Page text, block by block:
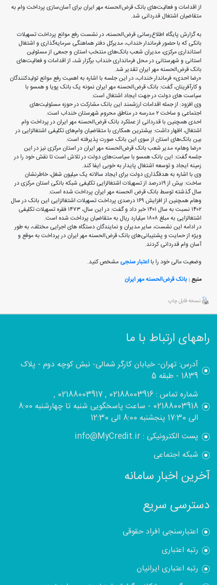
از اقدامات و فعالیت‌های بانک قرض‌الحسنه مهر ایران برای آسان‌سازی پرداخت وام به
متقاضیان اشتغال قدردانی شد.
به گزارش پایگاه اطلاع‌رسانی قرض‌الحسنه، در نشست رفع موانع پرداخت تسهیلات
بانکی که با حضور فرماندار خنداب، مدیرکل دفتر هماهنگی سرمایه‌گذاری و اشتغال
استانداری مرکزی، مدیران شعب بانک‌های منتخب استان و جمعی از مسئولین
استانی و شهرستانی در محل فرمانداری خنداب برگزار شد، از اقدامات و فعالیت‌های
بانک قرض‌الحسنه مهر ایران تقدیر شد.
«رضا احدی» فرماندار خنداب، در این جلسه با اشاره به اهمیت رفع موانع تولیدکنندگان
و کارآفرینان، گفت: بانک قرض‌الحسنه مهر ایران نمونه یک بانک پویا و همسو با
سیاست های دولت در جهت ایجاد اشتغال است.
وی افزود: از جمله اقدامات ارزشمند این بانک مشارکت در حوزه مسئولیت‌های
اجتماعی و ساخت ۲ مدرسه در مناطق محروم شهرستان خنداب است.
احدی همچنین با قدردانی از عملکرد بانک قرض‌الحسنه مهر ایران در پرداخت وام
اشتغال، اظهار داشت: بیشترین همکاری با متقاضیان وام‌های تکلیفی اشتغالزایی در
بین بانک‌های استان از سوی این بانک صورت پذیرفته است.
«رضا وهام» مدیر شعب بانک قرض‌الحسنه مهر ایران در استان مرکزی نیز در این
جلسه گفت: این بانک همسو با سیاست‌های دولت در تلاش است تا نقش خود را در
زمینه ایجاد و توسعه اشتغال پایدار به خوبی ایفا کند.
وی با اشاره به هدفگذاری دولت برای ایجاد سالانه یک میلیون شغل، خاطرنشان
ساخت: بیش از ۱۹درصد از تسهیلات اشتغالزایی تکلیفی شبکه بانکی استان مرکزی در
سال گذشته توسط بانک قرض الحسنه مهر ایران پرداخت شده است.
وهام همچنین از افزایش ۱۶۹ درصدی پرداخت تسهیلات اشتغالزایی این بانک در سال
۱۴۰۲ نسبت به سال ۱۴۰۱ خبر داد و گفت: در این سال، ۱۴۷۳ فقره تسهیلات تکلیفی
اشتغالزایی به مبلغ ۱۸۰۸ میلیارد ریال به متقاضیان پرداخت شده است.
در ادامه این نشست، سایر مدیران و نمایندگان دستگاه های اجرایی مختلف، به طور
ویژه از حمایت و پشتیبانی‌های بانک قرض‌الحسنه مهر ایران در پرداخت به موقع و
آسان وام قدردانی کردند.
وضعیت مالی خود را بااعتبار سنجی مشخص کنید.
منبع : بانک قرض‌الحسنه مهر ایران
نسخه قابل چاپ
راههای ارتباط با ما
آدرس: تهران- خیابان کارگر شمالی- نبش کوچه دوم - پلاک
1839 - طبقه 5
شماره تماس : 02188003916 , 02188003917 ,
02188003918 - ساعت پاسخگویی شنبه تا چهارشنبه 8:00
الی 17:30 پنجشنبه 8:00 الی 12:30
پست الکترونیکی : info@MyCredit.ir
شبکه اجتماعی
آخرین اخبار سامانه
دسترسی سریع
اعتبارسنجی افراد حقوقی
رتبه اعتباری
رتبه اعتباری ایرانیان